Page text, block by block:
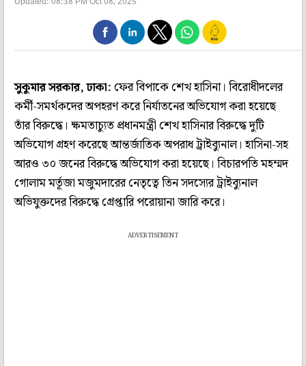
সুকুমার সরকার, ঢাকা:ফের বিপাকে শেখ হাসিনা। বিরোধীদলের
কর্মী-সমর্থকদের অপহরণ করে নির্যাতনের অভিযোগ করা হয়েছে
তাঁর বিরুদ্ধে। ক্ষমতাচ্যুত প্রধানমন্ত্রী শেখ হাসিনার বিরুদ্ধে দুটি
অভিযোগ গ্রহণ করেছে আন্তর্জাতিক অপরাধ ট্রাইব্যুনাল। হাসিনা-সহ
আরও ৩০ জনের বিরুদ্ধে অভিযোগ করা হয়েছে। বিচারপতি মহম্মদ
গোলাম মর্তূজা মজুমদারের নেতৃত্বে তিন সদস্যের ট্রাইব্যুনাল
অভিযুক্তদের বিরুদ্ধে গ্রেপ্তারি পরোয়ানা জারি করে।
ADVERTISEMENT